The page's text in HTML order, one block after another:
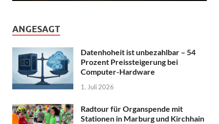
ANGESAGT
Datenhoheit ist unbezahlbar – 54
Prozent Preissteigerung bei
Computer-Hardware
1. Juli 2026
Radtour für Organspende mit
Stationen in Marburg und Kirchhain